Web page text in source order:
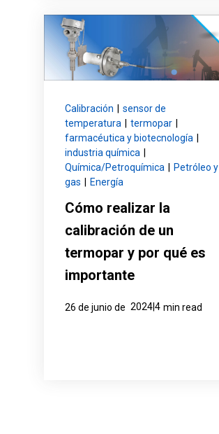
Calibración
sensor de
temperatura
termopar
farmacéutica y biotecnología
industria química
Química/Petroquímica
Petróleo y
gas
Energía
Cómo realizar la
calibración de un
termopar y por qué es
importante
26 de junio de 2024|4 min read